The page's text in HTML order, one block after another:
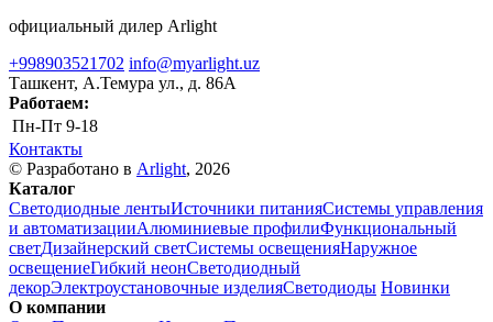
официальный дилер Arlight
+998903521702 info@myarlight.uz
Ташкент, А.Темура ул., д. 86А
Работаем:
Пн-Пт 9-18
Контакты
© Разработано в Arlight, 2026
Каталог
Светодиодные лентыИсточники питанияСистемы управления
и автоматизацииАлюминиевые профилиФункциональный
светДизайнерский светСистемы освещенияНаружное
освещениеГибкий неонСветодиодный
декорЭлектроустановочные изделияСветодиоды Новинки
О компании